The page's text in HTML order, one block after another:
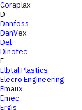
Coraplax
D
Danfoss
DanVex
Del
Dinotec
E
Elbtal Plastics
Elecro Engineering
Emaux
Emec
Ergis